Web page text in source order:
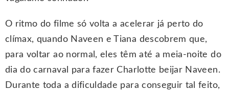
O ritmo do filme só volta a acelerar já perto do
clímax, quando Naveen e Tiana descobrem que,
para voltar ao normal, eles têm até a meia-noite do
dia do carnaval para fazer Charlotte beijar Naveen.
Durante toda a dificuldade para conseguir tal feito,